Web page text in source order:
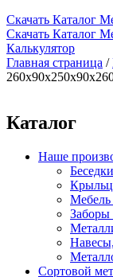
Скачать Каталог
Скачать Каталог
Калькулятор
Главная страница /
Каталог
Наше
Беседки
Заборы
Сортовой